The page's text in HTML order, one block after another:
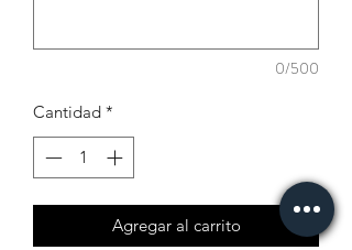
0/500
Cantidad *
Agregar al carrito